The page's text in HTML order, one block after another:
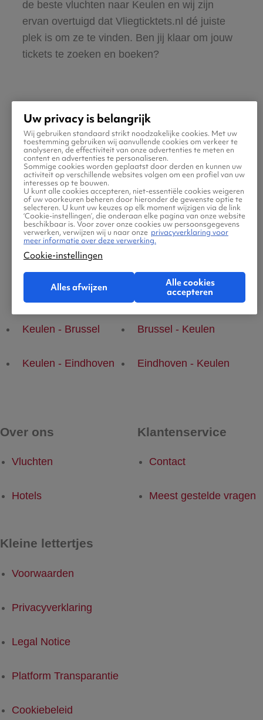
de beste vluchten naar Keulen en wij zijn
ervan overtuigd dat Vliegticktets.nl dé juiste
plek is om ze te vinden. Ben jij klaar om jouw
tickets te zoeken en boeken?
Praktische informatie voor
je vlucht naar Keulen
Populaire vluchten
Keulen - Brussel Brussel - Keulen
Keulen - Eindhoven Eindhoven - Keulen
Over ons
Vluchten
Hotels
Klantenservice
Contact
Meest gestelde vragen
Kleine lettertjes
Voorwaarden
Privacyverklaring
Legal Notice
Platform Transparantie
Cookiebeleid
Uw privacy is belangrijk
Wij gebruiken standaard strikt noodzakelijke cookies. Met uw
toestemming gebruiken wij aanvullende cookies om verkeer te
analyseren, de effectiviteit van onze advertenties te meten en
content en advertenties te personaliseren.
Sommige cookies worden geplaatst door derden en kunnen uw
activiteit op verschillende websites volgen om een profiel van uw
interesses op te bouwen.
U kunt alle cookies accepteren, niet-essentiële cookies weigeren
of uw voorkeuren beheren door hieronder de gewenste optie te
selecteren. U kunt uw keuzes op elk moment wijzigen via de link
‘Cookie-instellingen’, die onderaan elke pagina van onze website
beschikbaar is. Voor zover onze cookies uw persoonsgegevens
verwerken, verwijzen wij u naar onze privacyverklaring voor
meer informatie over deze verwerking.
Cookie-instellingen
Alles afwijzen
Alle cookies
accepteren